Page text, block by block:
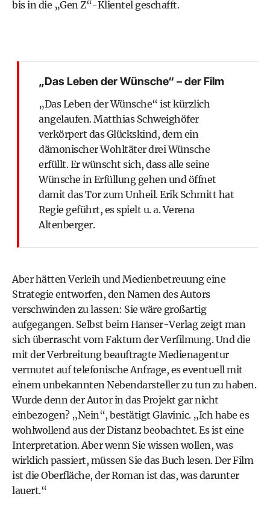
bis in die „Gen Z“-Klientel geschafft.
„Das Leben der Wünsche“ – der Film
„Das Leben der Wünsche“ ist kürzlich
angelaufen. Matthias Schweighöfer
verkörpert das Glückskind, dem ein
dämonischer Wohltäter drei Wünsche
erfüllt. Er wünscht sich, dass alle seine
Wünsche in Erfüllung gehen und öffnet
damit das Tor zum Unheil. Erik Schmitt hat
Regie geführt, es spielt u. a. Verena
Altenberger.
Aber hätten Verleih und Medienbetreuung eine
Strategie entworfen, den Namen des Autors
verschwinden zu lassen: Sie wäre großartig
aufgegangen. Selbst beim Hanser-Verlag zeigt man
sich überrascht vom Faktum der Verfilmung. Und die
mit der Verbreitung beauftragte Medienagentur
vermutet auf telefonische Anfrage, es eventuell mit
einem unbekannten Nebendarsteller zu tun zu haben.
Wurde denn der Autor in das Projekt gar nicht
einbezogen? „Nein“, bestätigt Glavinic. „Ich habe es
wohlwollend aus der Distanz beobachtet. Es ist eine
Interpretation. Aber wenn Sie wissen wollen, was
wirklich passiert, müssen Sie das Buch lesen. Der Film
ist die Oberfläche, der Roman ist das, was darunter
lauert.“